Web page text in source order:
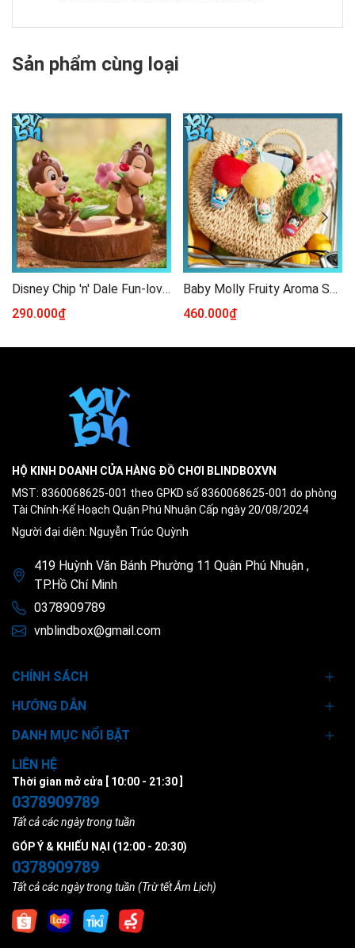
Sản phẩm cùng loại
Disney Chip 'n' Dale Fun-loving Brothers Series Figure
290.000₫
Baby Molly Fruity Aroma Series - Sachet Pendant Blind Box
460.000₫
HỘ KINH DOANH CỬA HÀNG ĐỒ CHƠI BLINDBOXVN
MST: 8360068625-001 theo GPKD số 8360068625-001 do phòng
Tài Chính-Kế Hoạch Quận Phú Nhuận Cấp ngày 20/08/2024
Người đại diện: Nguyễn Trúc Quỳnh
419 Huỳnh Văn Bánh Phường 11 Quận Phú Nhuận ,
TP.Hồ Chí Minh
0378909789
vnblindbox@gmail.com
CHÍNH SÁCH
HƯỚNG DẪN
DANH MỤC NỔI BẬT
LIÊN HỆ
Thời gian mở cửa [ 10:00 - 21:30 ]
0378909789
Tất cả các ngày trong tuần
GÓP Ý & KHIẾU NẠI (12:00 - 20:30)
0378909789
Tất cả các ngày trong tuần (Trừ tết Âm Lịch)